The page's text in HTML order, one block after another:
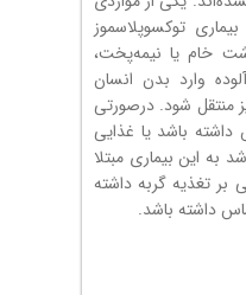
توکسوپلاسموز
خام یا نیمه‌پخت،
وارد بدن انسان
منتقل شود. درصورتی
داشته باشد یا غذایی
به این بیماری مبتلا
تغذیه گربه داشته
داشته باشد.